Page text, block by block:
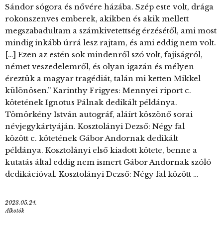
Sándor sógora és nővére házába. Szép este volt, drága
rokonszenves emberek, akikben és akik mellett
megszabadultam a számkivetettség érzésétől, ami most
mindig inkább úrrá lesz rajtam, és ami eddig nem volt.
[…] Ezen az estén sok mindenről szó volt, fajiságról,
német veszedelemről, és olyan igazán és mélyen
éreztük a magyar tragédiát, talán mi ketten Mikkel
különösen.” Karinthy Frigyes: Mennyei riport c.
kötetének Ignotus Pálnak dedikált példánya.
Tömörkény István autográf, aláírt köszönő sorai
névjegykártyáján. Kosztolányi Dezső: Négy fal
között c. kötetének Gábor Andornak dedikált
példánya. Kosztolányi első kiadott kötete, benne a
kutatás által eddig nem ismert Gábor Andornak szóló
dedikációval. Kosztolányi Dezső: Négy fal között …
2023.05.24.
Alkotók